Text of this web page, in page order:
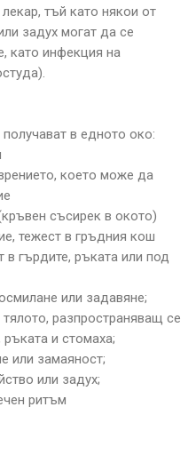
тъй като някои от
задух могат да се
като инфекция на
в едното око:
което може да
съсирек в окото)
тежест в гръдния кош
в гърдите, ръката или под
или задавяне;
разпространяващ се
и стомаха;
или замаяност;
или задух;
ритъм